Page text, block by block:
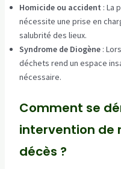
Homicide ou accident : La
nécessite une prise en
salubrité des lieux.
Syndrome de Diogène:
déchets rend un espace
nécessaire.
Comment se
intervention de
décès ?